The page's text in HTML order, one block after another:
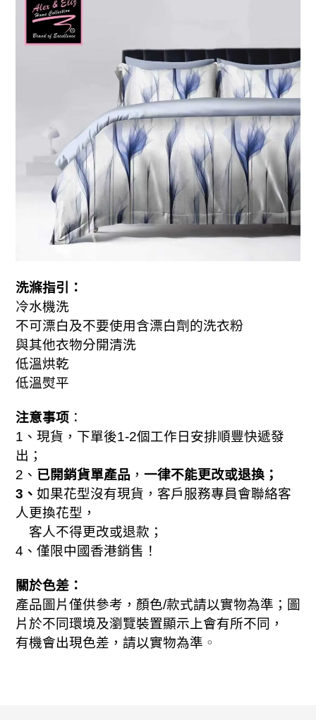
洗滌指引：
冷水機洗
不可漂白及不要使用含漂白劑的洗衣粉
與其他衣物分開清洗
低溫烘乾
低溫熨平
注意事项 ：
1 、現貨，下單後1-2個工作日安排順豐快遞發
出；
2 、 已開銷貨單產品 ， 一律不能更改或退換；
3 、 如果花型沒有現貨，客戶服務專員會聯絡客
人更換花型，
客人不得更改或退款；
4 、僅限中國香港銷售！
關於色差：
產品圖片僅供參考，顏色/款式請以實物為準 ； 圖
片於不同環境及瀏覽裝置顯示上會有所不同，
有機會出現色差，請以實物為準 。